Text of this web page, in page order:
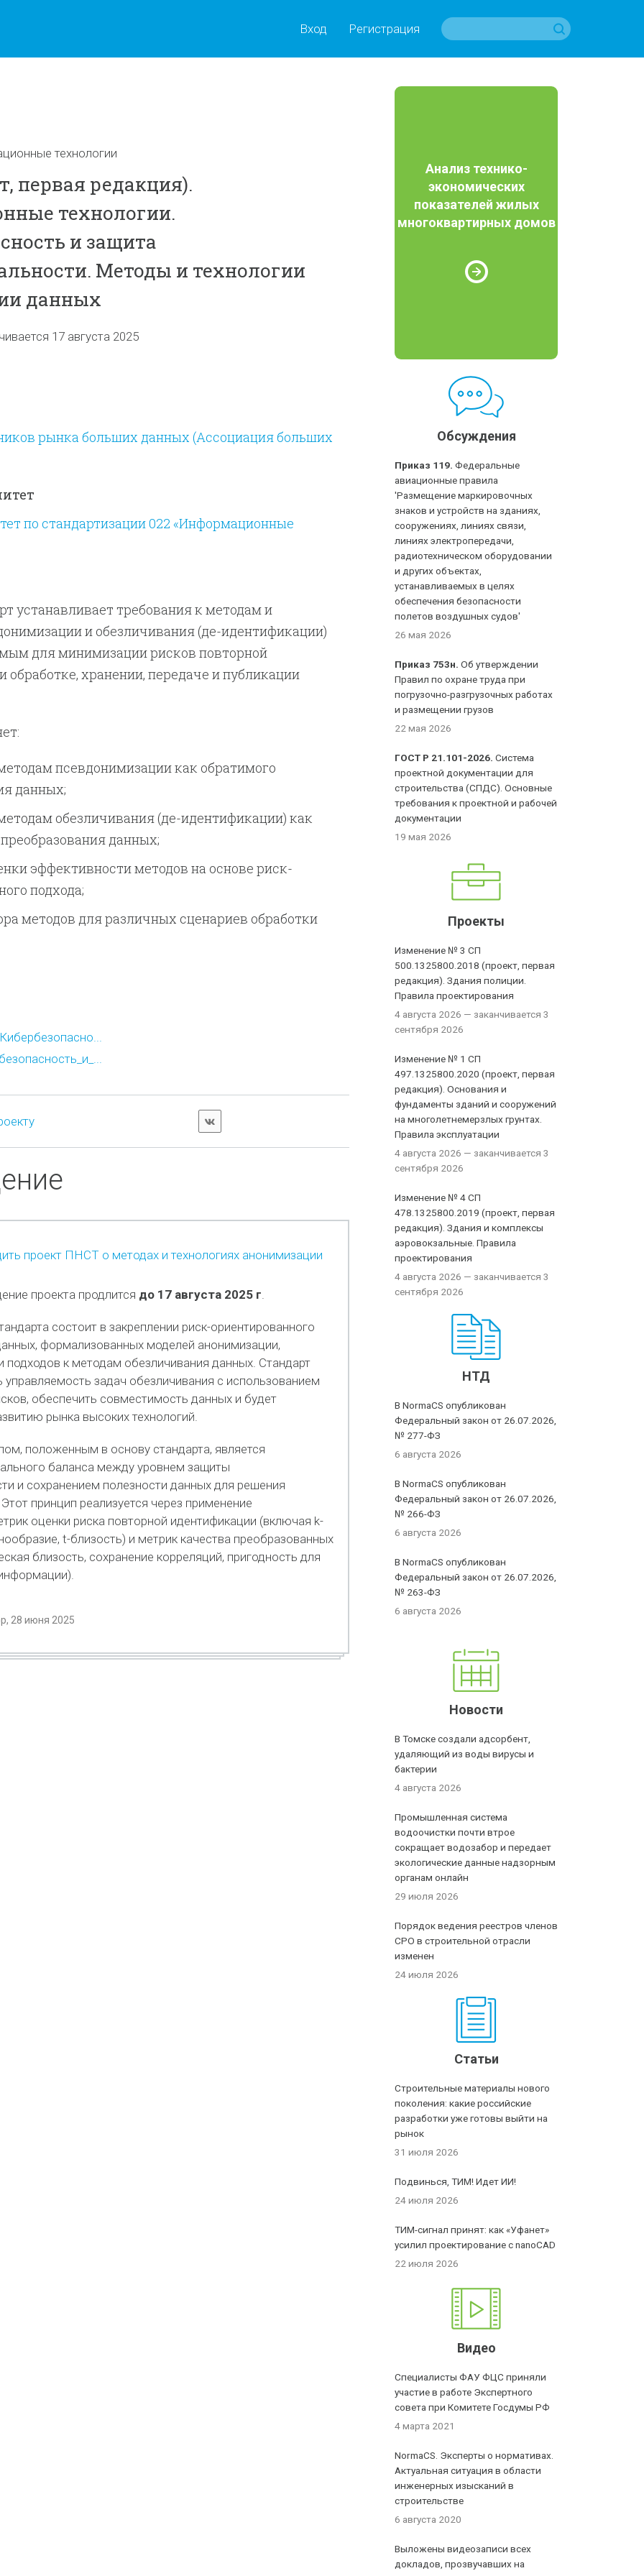
Вход Регистрация
технологии
первая редакция).
технологии.
и защита
Методы и технологии
данных
17 августа 2025
рынка больших данных (Ассоциация больших
по стандартизации 022 «Информационные
устанавливает требования к методам и
и обезличивания (де-идентификации)
для минимизации рисков повторной
обработке, хранении, передаче и публикации
псевдонимизации как обратимого
данных;
обезличивания (де-идентификации) как
данных;
эффективности методов на основе риск-
подхода;
методов для различных сценариев обработки
проект ПНСТ о методах и технологиях анонимизации
проекта продлится до 17 августа 2025 г.
состоит в закреплении риск-ориентированного
формализованных моделей анонимизации,
подходов к методам обезличивания данных. Стандарт
управляемость задач обезличивания с использованием
обеспечить совместимость данных и будет
рынка высоких технологий.
положенным в основу стандарта, является
баланса между уровнем защиты
и сохранением полезности данных для решения
принцип реализуется через применение
оценки риска повторной идентификации (включая k-
t-близость) и метрик качества преобразованных
близость, сохранение корреляций, пригодность для
28 июня 2025
Анализ технико-
экономических
показателей жилых
многоквартирных домов
Обсуждения
Приказ 119. Федеральные
авиационные правила
'Размещение маркировочных
знаков и устройств на зданиях,
сооружениях, линиях связи,
линиях электропередачи,
радиотехническом оборудовании
и других объектах,
устанавливаемых в целях
обеспечения безопасности
полетов воздушных судов'
26 мая 2026
Приказ 753н. Об утверждении
Правил по охране труда при
погрузочно-разгрузочных работах
и размещении грузов
22 мая 2026
ГОСТ Р 21.101-2026. Система
проектной документации для
строительства (СПДС). Основные
требования к проектной и рабочей
документации
19 мая 2026
Проекты
Изменение № 3 СП
500.1325800.2018 (проект, первая
редакция). Здания полиции.
Правила проектирования
4 августа 2026 — заканчивается 3
сентября 2026
Изменение № 1 СП
497.1325800.2020 (проект, первая
редакция). Основания и
фундаменты зданий и сооружений
на многолетнемерзлых грунтах.
Правила эксплуатации
4 августа 2026 — заканчивается 3
сентября 2026
Изменение № 4 СП
478.1325800.2019 (проект, первая
редакция). Здания и комплексы
аэровокзальные. Правила
проектирования
4 августа 2026 — заканчивается 3
сентября 2026
НТД
В NormaCS опубликован
Федеральный закон от 26.07.2026,
№ 277-ФЗ
6 августа 2026
В NormaCS опубликован
Федеральный закон от 26.07.2026,
№ 266-ФЗ
6 августа 2026
В NormaCS опубликован
Федеральный закон от 26.07.2026,
№ 263-ФЗ
6 августа 2026
Новости
В Томске создали адсорбент,
удаляющий из воды вирусы и
бактерии
4 августа 2026
Промышленная система
водоочистки почти втрое
сокращает водозабор и передает
экологические данные надзорным
органам онлайн
29 июля 2026
Порядок ведения реестров членов
СРО в строительной отрасли
изменен
24 июля 2026
Статьи
Строительные материалы нового
поколения: какие российские
разработки уже готовы выйти на
рынок
31 июля 2026
Подвинься, ТИМ! Идет ИИ!
24 июля 2026
ТИМ-сигнал принят: как «Уфанет»
усилил проектирование с nanoCAD
22 июля 2026
Видео
Специалисты ФАУ ФЦС приняли
участие в работе Экспертного
совета при Комитете Госдумы РФ
4 марта 2021
NormaCS. Эксперты о нормативах.
Актуальная ситуация в области
инженерных изысканий в
строительстве
6 августа 2020
Выложены видеозаписи всех
докладов, прозвучавших на